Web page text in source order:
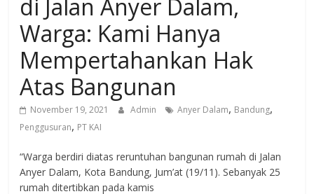
di Jalan Anyer Dalam,
Warga: Kami Hanya
Mempertahankan Hak
Atas Bangunan
November 19, 2021 Admin Anyer Dalam, Bandung,
Penggusuran, PT KAI
“Warga berdiri diatas reruntuhan bangunan rumah di Jalan
Anyer Dalam, Kota Bandung, Jum’at (19/11). Sebanyak 25
rumah ditertibkan pada kamis